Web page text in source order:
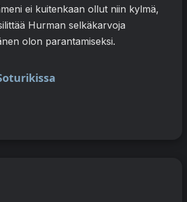
ei kuitenkaan ollut niin kylmä,
Hurman selkäkarvoja
olon parantamiseksi.